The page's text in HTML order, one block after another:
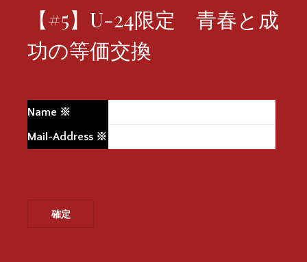
【#5】U-24限定 青春と成
功の等価交換
Name ※
Mail-Address ※